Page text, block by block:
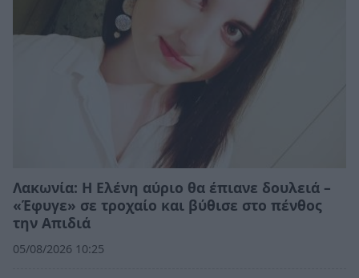
Λακωνία: Η Ελένη αύριο θα έπιανε δουλειά –
«Έφυγε» σε τροχαίο και βύθισε στο πένθος
την Απιδιά
05/08/2026 10:25